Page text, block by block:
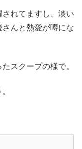
れてますし、淡い
んと熱愛が噂にな
スクープの様で。